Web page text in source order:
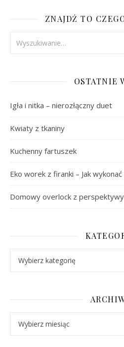
ZNAJDŹ TO
OSTATNIE
Igła i nitka – nierozłączny duet
Kwiaty z tkaniny
Kuchenny fartuszek
Eko worek z firanki – Jak
Domowy overlock z perspektywy